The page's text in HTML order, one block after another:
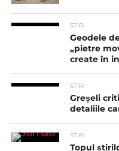
STIRI
Geodele
„pietre
create în
STIRI
Greșeli
detaliile
STIRI
Topul